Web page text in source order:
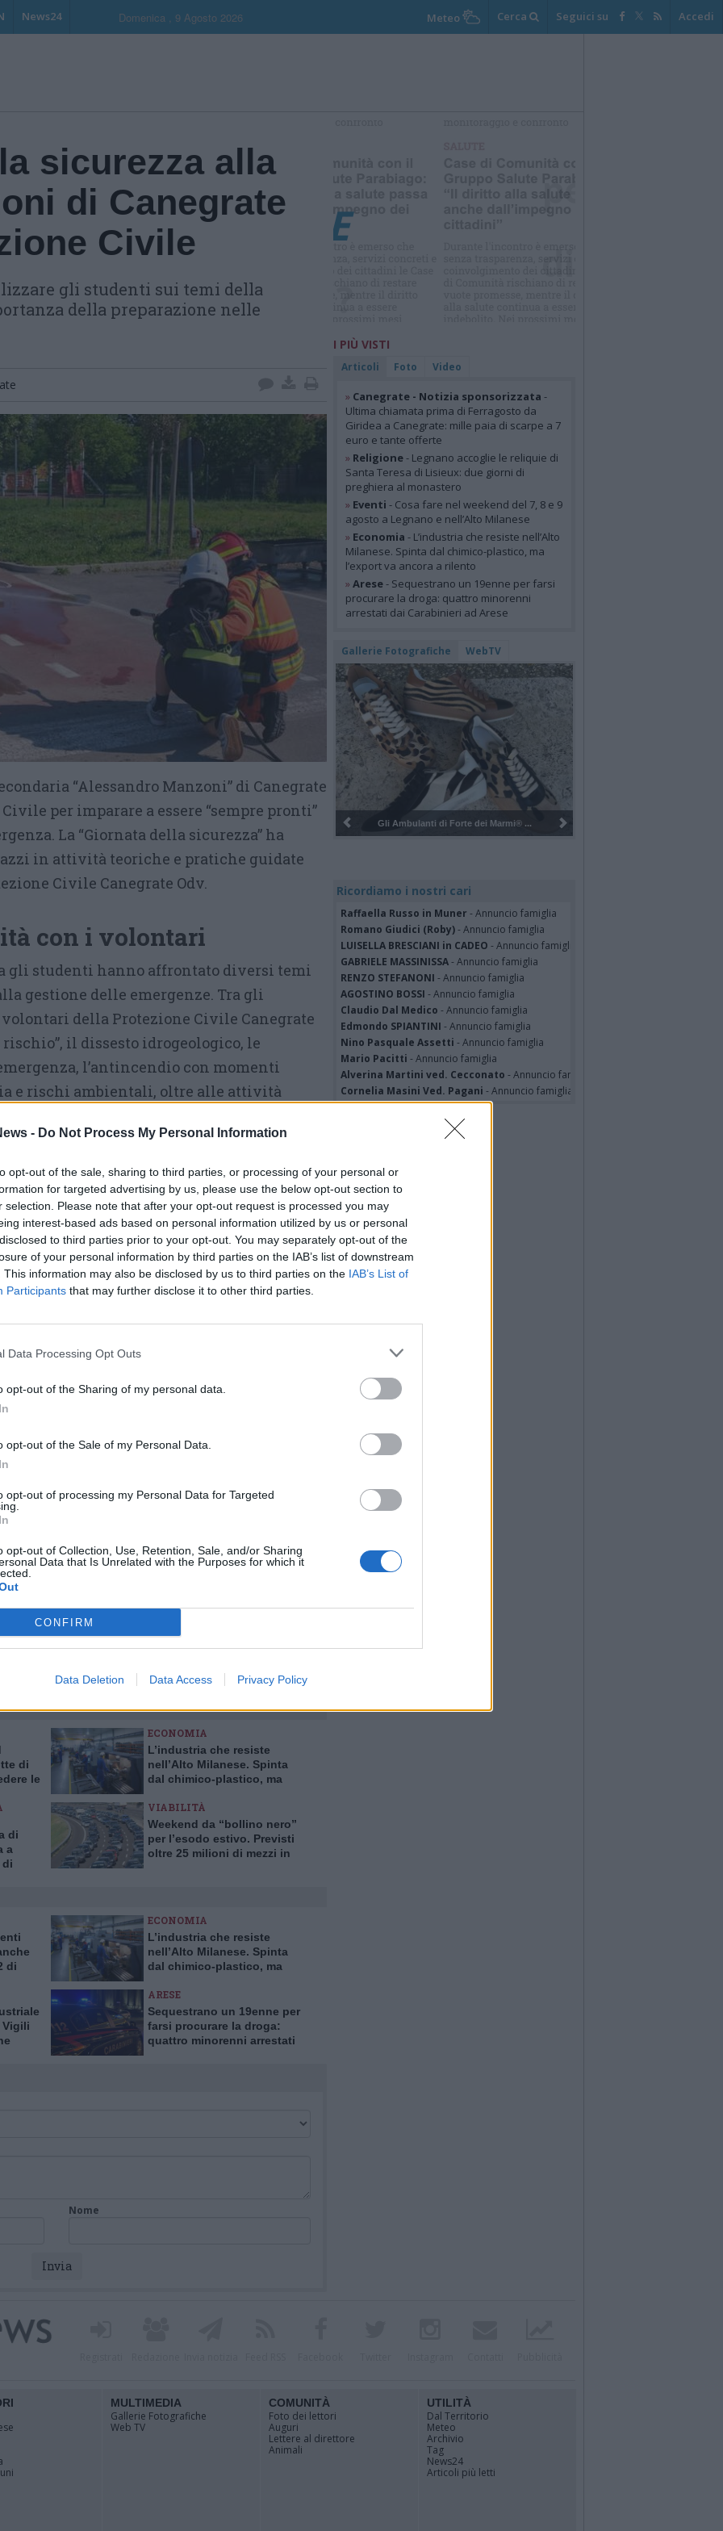
- Do Not Process My Personal Information
opt-out of the sale, sharing to third parties, or processing of your personal or
for targeted advertising by us, please use the below opt-out section to
selection. Please note that after your opt-out request is processed you may
interest-based ads based on personal information utilized by us or personal
to third parties prior to your opt-out. You may separately opt-out of the
of your personal information by third parties on the IAB’s list of downstream
This information may also be disclosed by us to third parties on the IAB’s List of
Participants that may further disclose it to other third parties.
Data Processing Opt Outs
opt-out of the Sharing of my personal data.
opt-out of the Sale of my Personal Data.
opt-out of processing my Personal Data for Targeted
opt-out of Collection, Use, Retention, Sale, and/or Sharing
Data that Is Unrelated with the Purposes for which it
CONFIRM
Data Deletion Data Access Privacy Policy
News24 Domenica , 9 Agosto 2026 Meteo Cerca Seguici su Accedi
sicurezza alla
di Canegrate
Civile
gli studenti sui temi della
della preparazione nelle
“Alessandro Manzoni” di Canegrate
per imparare a essere “sempre pronti”
La “Giornata della sicurezza” ha
in attività teoriche e pratiche guidate
Civile Canegrate Odv.
con i volontari
gli studenti hanno affrontato diversi temi
gestione delle emergenze. Tra gli
della Protezione Civile Canegrate
il dissesto idrogeologico, le
l’antincendio con momenti
e rischi ambientali, oltre alle attività
sono state seguite con attenzione e
della scuola secondaria, coinvolti in un
alla prevenzione e alla consapevolezza
Tutti gli eventi
diagosto
a cuore l'informazione del nostro territorio e
prima linea per informarvi con attenzione.
Pubblicato il 10 Maggio 2026
per commentare questo articolo.
Il contenuto di questo commento esprime il pensiero dell'autore e
che rimane autonoma e indipendente. I messaggi inclusi nei commenti
lettori che possono essere automaticamente pubblicati senza filtro
a siti esterni verranno rimossi in automatico dal sistema.
di
le
ECONOMIA
L’industria che resiste
nell’Alto Milanese. Spinta
dal chimico-plastico, ma
di
a
di
VIABILITÀ
Weekend da “bollino nero”
per l’esodo estivo. Previsti
oltre 25 milioni di mezzi in
di
ECONOMIA
L’industria che resiste
nell’Alto Milanese. Spinta
dal chimico-plastico, ma
Vigili
ARESE
Sequestrano un 19enne per
farsi procurare la droga:
quattro minorenni arrestati
Nome
I PIÙ VISTI
Articoli Foto Video
» Canegrate - Notizia sponsorizzata -
Ultima chiamata prima di Ferragosto da
Giridea a Canegrate: mille paia di scarpe a 7
euro e tante offerte
» Religione- Legnano accoglie le reliquie di
Santa Teresa di Lisieux: due giorni di
preghiera al monastero
» Eventi - Cosa fare nel weekend del 7, 8 e 9
agosto a Legnano e nell’Alto Milanese
» Economia - L’industria che resiste nell’Alto
Milanese. Spinta dal chimico-plastico, ma
l’export va ancora a rilento
» Arese- Sequestrano un 19enne per farsi
procurare la droga: quattro minorenni
arrestati dai Carabinieri ad Arese
Gallerie Fotografiche WebTV
Pulizia del bosco del Rugareto a ...
Ricordiamo i nostri cari
Raffaella Russo in Muner - Annuncio famiglia
Romano Giudici (Roby)- Annuncio famiglia
LUISELLA BRESCIANI in CADEO - Annuncio famiglia
GABRIELE MASSINISSA- Annuncio famiglia
RENZO STEFANONI - Annuncio famiglia
AGOSTINO BOSSI - Annuncio famiglia
Claudio Dal Medico - Annuncio famiglia
Edmondo SPIANTINI - Annuncio famiglia
Nino Pasquale Assetti - Annuncio famiglia
Mario Pacitti - Annuncio famiglia
Alverina Martini ved. Cecconato - Annuncio famiglia
Cornelia Masini Ved. Pagani - Annuncio famiglia
MULTIMEDIA
Gallerie Fotografiche
Web TV
COMUNITÀ
Foto dei lettori
Auguri
Lettere al direttore
Animali
UTILITÀ
Dal Territorio
Meteo
Archivio
Tag
News24
Articoli più letti